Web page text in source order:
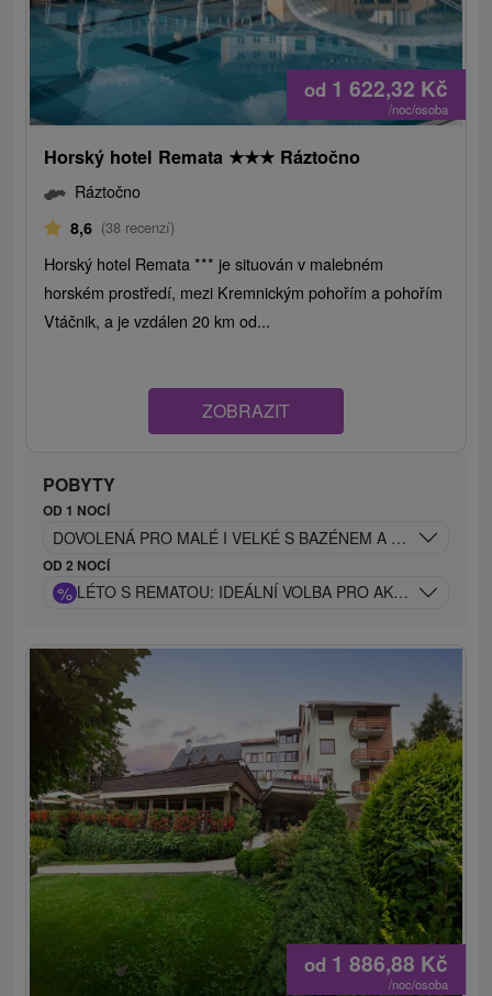
od 1 622,32 Kč
/noc/osoba
Horský hotel Remata ★★★ Ráztočno
Ráztočno
8,6 (38 recenzí)
Horský hotel Remata *** je situován v malebném
horském prostředí, mezi Kremnickým pohořím a pohořím
Vtáčnik, a je vzdálen 20 km od...
ZOBRAZIT
POBYTY
OD 1 NOCÍ
DOVOLENÁ PRO MALÉ I VELKÉ S BAZÉNEM A MASKOTEM
OD 2 NOCÍ
% LÉTO S REMATOU: IDEÁLNÍ VOLBA PRO AKTIVNÍ
od 1 886,88 Kč
/noc/osoba